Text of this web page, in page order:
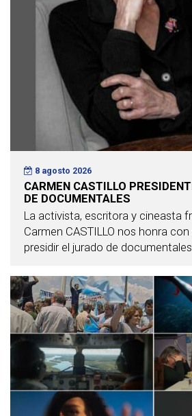
8 agosto 2026
CARMEN CASTILLO
DE DOCUMENTALES
La activista, escritora y cineasta
Carmen CASTILLO nos honra
presidir el jurado de